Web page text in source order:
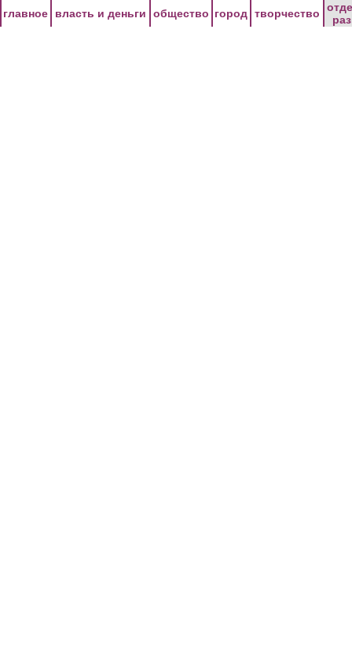
главное власть и деньги общество город творчество